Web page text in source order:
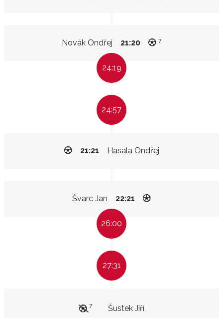
Novák Ondřej 21:20 7
24:19
24:57
Hasala Ondřej
21:21
Švarc Jan 22:21
26:00
27:31
Šustek Jiří
7